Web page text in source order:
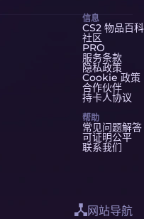
信息
CS2 物品百科
社区
PRO
服务条款
隐私政策
Cookie 政策
合作伙伴
持卡人协议
帮助
常见问题解答
可证明公平
联系我们
网站导航